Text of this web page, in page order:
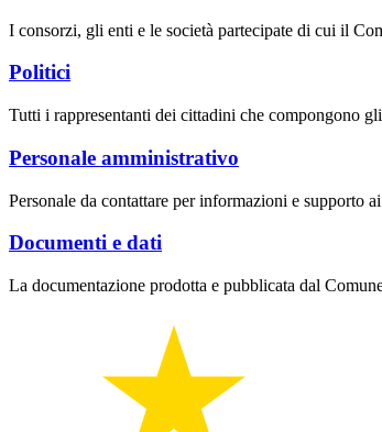
I consorzi, gli enti e le società partecipate di cui il
Politici
Tutti i rappresentanti dei cittadini che compongono
Personale amministrativo
Personale da contattare per informazioni e supporto
Documenti e dati
La documentazione prodotta e pubblicata dal